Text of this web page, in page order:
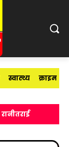
स्वास्थ्य क्राइम
रानीतराई